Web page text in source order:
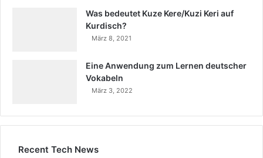
Was bedeutet Kuze Kere/Kuzi Keri auf
Kurdisch?
März 8, 2021
Eine Anwendung zum Lernen deutscher
Vokabeln
März 3, 2022
Recent Tech News